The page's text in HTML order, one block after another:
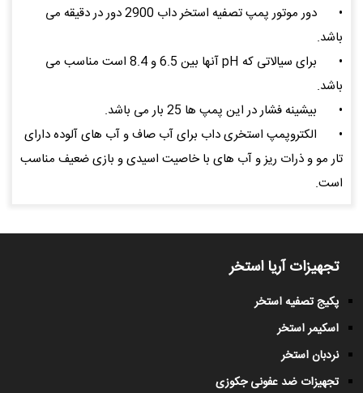
•
دور موتور پمپ تصفیه استخر داب 2900 دور در دقیقه می
باشد.
•
برای سیالاتی که pH آنها بین 6.5 و 8.4 است مناسب می
باشد.
•
بیشینه فشار در این پمپ ها 25 بار می باشد.
•
الکتروپمپ استخری داب برای آب صاف و آب های آلوده دارای
تار مو و ذرات ریز و آب های با خاصیت اسیدی و بازی ضعیف مناسب
است.
تجهیزات آریا استخر
پکیج تصفیه استخر
اسکیمر استخر
نردبان استخر
تجهیزات ضد عفونی جکوزی